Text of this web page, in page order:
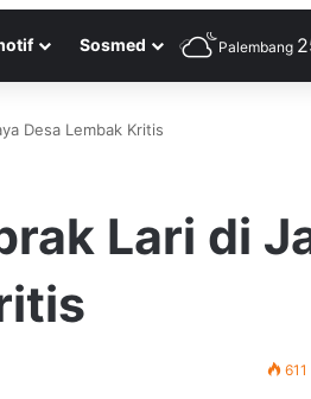
Sosmed Palembang
Desa Lembak Kritis
Lari di
611